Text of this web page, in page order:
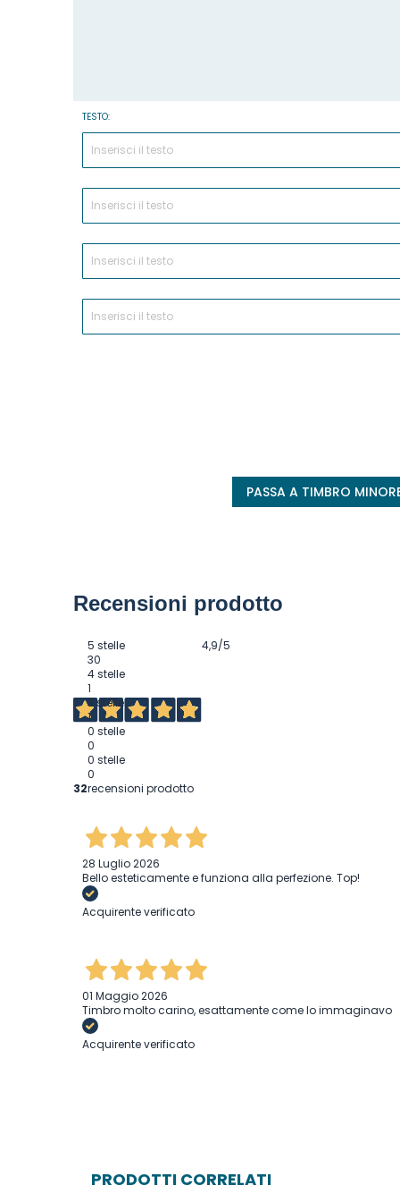
TESTO:
PASSA A TIMBRO
Recensioni prodotto
4,9/5
5 stelle
30
4 stelle
1
3 stelle
1
0 stelle
0
0 stelle
0
32recensioni prodotto
28 Luglio 2026
Bello esteticamente e funziona alla perfezione. Top!
Acquirente verificato
01 Maggio 2026
Timbro molto carino, esattamente come lo immaginavo
Acquirente verificato
PRODOTTI CORRELATI